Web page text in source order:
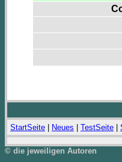
StartSeite Neues TestSeite
© die jeweiligen Autoren